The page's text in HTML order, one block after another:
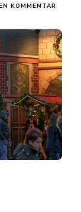
KOMMENTAR
REISE
IN
DIE
WELT
DER
UND
DES